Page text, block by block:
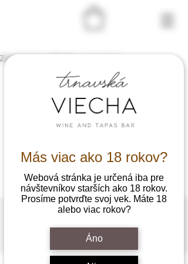
Más viac ako 18 rokov?
Webová stránka je určená iba pre
návštevníkov starších ako 18 rokov.
Prosíme potvrďte svoj vek. Máte 18
alebo viac rokov?
Áno
Zážitok, ktorý hľadáte, neexistuje.
©2023 by Trnavska viecha. Proudly created with